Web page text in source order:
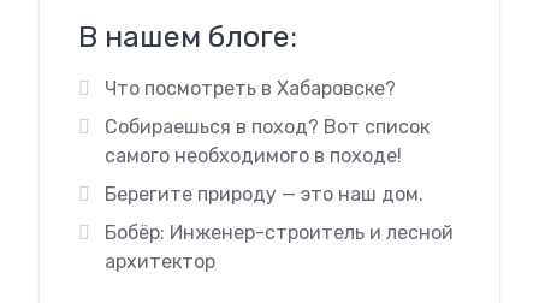
В нашем блоге:
Что посмотреть в Хабаровске?
Собираешься в поход? Вот список
самого необходимого в походе!
Берегите природу — это наш дом.
Бобёр: Инженер-строитель и лесной
архитектор